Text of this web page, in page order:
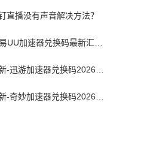
直播没有声音解决方法？